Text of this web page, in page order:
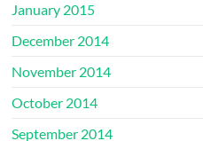
January 2015
December 2014
November 2014
October 2014
September 2014